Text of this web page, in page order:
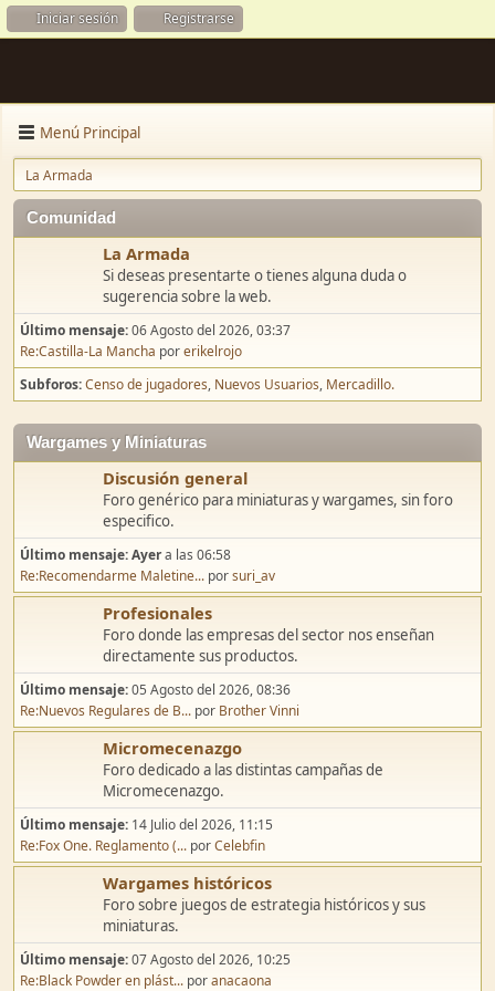
Iniciar sesión Registrarse
Menú Principal
La Armada
Comunidad
La Armada
Si deseas presentarte o tienes alguna duda o
sugerencia sobre la web.
Último mensaje:06 Agosto del 2026, 03:37
Re:Castilla-La Manchaporerikelrojo
Subforos Censo de jugadores Nuevos Usuarios Mercadillo.
Wargames y Miniaturas
Discusión general
Foro genérico para miniaturas y wargames, sin foro
especifico.
Último mensaje:Ayera las 06:58
Re:Recomendarme Maletine...por
Profesionales
Foro donde las empresas del sector nos enseñan
directamente sus productos.
Último mensaje:05 Agosto del 2026, 08:36
Re:Nuevos Regulares de B...porBrother Vinni
Micromecenazgo
Foro dedicado a las distintas campañas de
Micromecenazgo.
Último mensaje:14 Julio del 2026, 11:15
Re:Fox One. Reglamento (...porCelebfin
Wargames históricos
Foro sobre juegos de estrategia históricos y sus
miniaturas.